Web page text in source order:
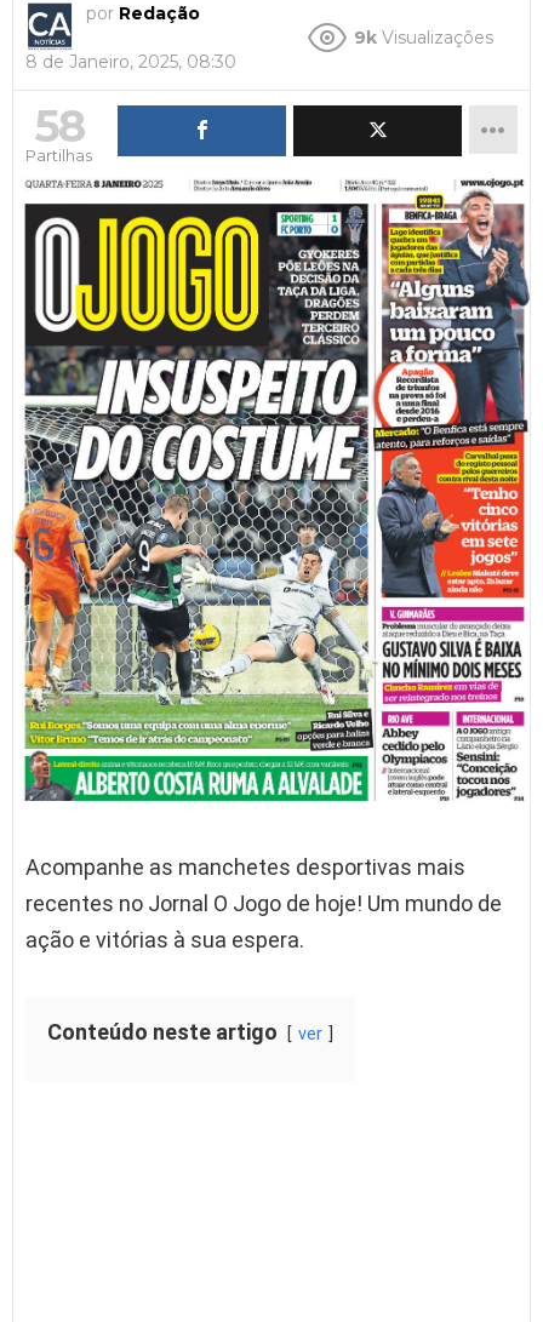
por Redação
8 de Janeiro, 2025, 08:30
9k Visualizações
58
Partilhas
Acompanhe as manchetes desportivas mais
recentes no Jornal O Jogo de hoje! Um mundo de
ação e vitórias à sua espera.
Conteúdo neste artigo ver